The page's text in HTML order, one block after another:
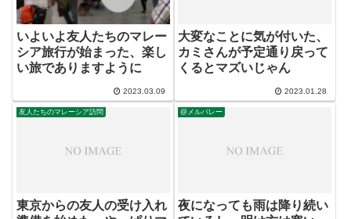
いよいよ友人たちのマレー
シア旅行が始まった、楽し
い旅でありますように
2023.03.09
大変なことに気が付いた、
カミさんが予定通り戻って
くるとマズいじゃん
2023.01.28
友人たちのマレーシア訪問
東京からの友人の受け入れ
@メルバレー
夜になっても雨は降り続い